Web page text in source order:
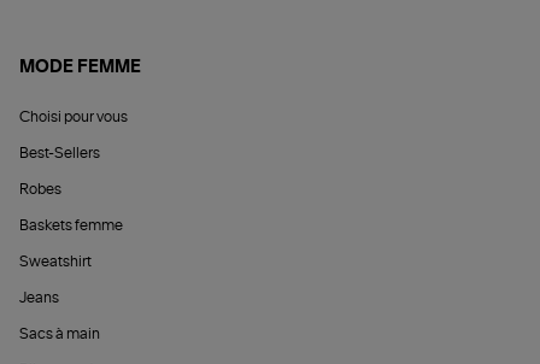
MODE FEMME
Choisi pour vous
Best-Sellers
Robes
Baskets femme
Sweatshirt
Jeans
Sacs à main